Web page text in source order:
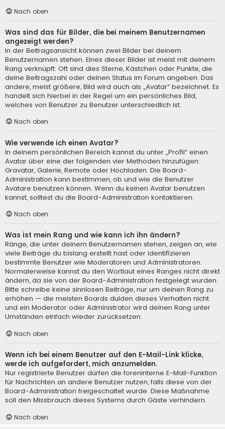
Nach oben
Was sind das für Bilder, die bei meinem Benutzernamen
angezeigt werden?
In der Beitragsansicht können zwei Bilder bei deinem
Benutzernamen stehen. Eines dieser Bilder ist meist mit deinem
Rang verknüpft: Oft sind dies Sterne, Kästchen oder Punkte, die
deine Beitragszahl oder deinen Status im Forum angeben. Das
andere, meist größere, Bild wird auch als „Avatar“ bezeichnet. Es
handelt sich hierbei in der Regel um ein persönliches Bild,
welches von Benutzer zu Benutzer unterschiedlich ist.
Nach oben
Wie verwende ich einen Avatar?
In deinem persönlichen Bereich kannst du unter „Profil“ einen
Avatar über eine der folgenden vier Methoden hinzufügen:
Gravatar, Galerie, Remote oder Hochladen. Die Board-
Administration kann bestimmen, ob und wie die Benutzer
Avatare benutzen können. Wenn du keinen Avatar benutzen
kannst, solltest du die Board-Administration kontaktieren.
Nach oben
Was ist mein Rang und wie kann ich ihn ändern?
Ränge, die unter deinem Benutzernamen stehen, zeigen an, wie
viele Beiträge du bislang erstellt hast oder identifizieren
bestimmte Benutzer wie Moderatoren und Administratoren.
Normalerweise kannst du den Wortlaut eines Ranges nicht direkt
ändern, da sie von der Board-Administration festgelegt wurden.
Bitte schreibe keine sinnlosen Beiträge, nur um deinen Rang zu
erhöhen — die meisten Boards dulden dieses Verhalten nicht
und ein Moderator oder Administrator wird deinen Rang unter
Umständen einfach wieder zurücksetzen.
Nach oben
Wenn ich bei einem Benutzer auf den E-Mail-Link klicke,
werde ich aufgefordert, mich anzumelden.
Nur registrierte Benutzer dürfen die foreninterne E-Mail-Funktion
für Nachrichten an andere Benutzer nutzen, falls diese von der
Board-Administration freigeschaltet wurde. Diese Maßnahme
soll den Missbrauch dieses Systems durch Gäste verhindern.
Nach oben